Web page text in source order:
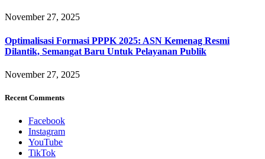
November 27, 2025
Optimalisasi Formasi PPPK 2025: ASN Kemenag Resmi
Dilantik, Semangat Baru Untuk Pelayanan Publik
November 27, 2025
Recent Comments
Facebook
Instagram
YouTube
TikTok